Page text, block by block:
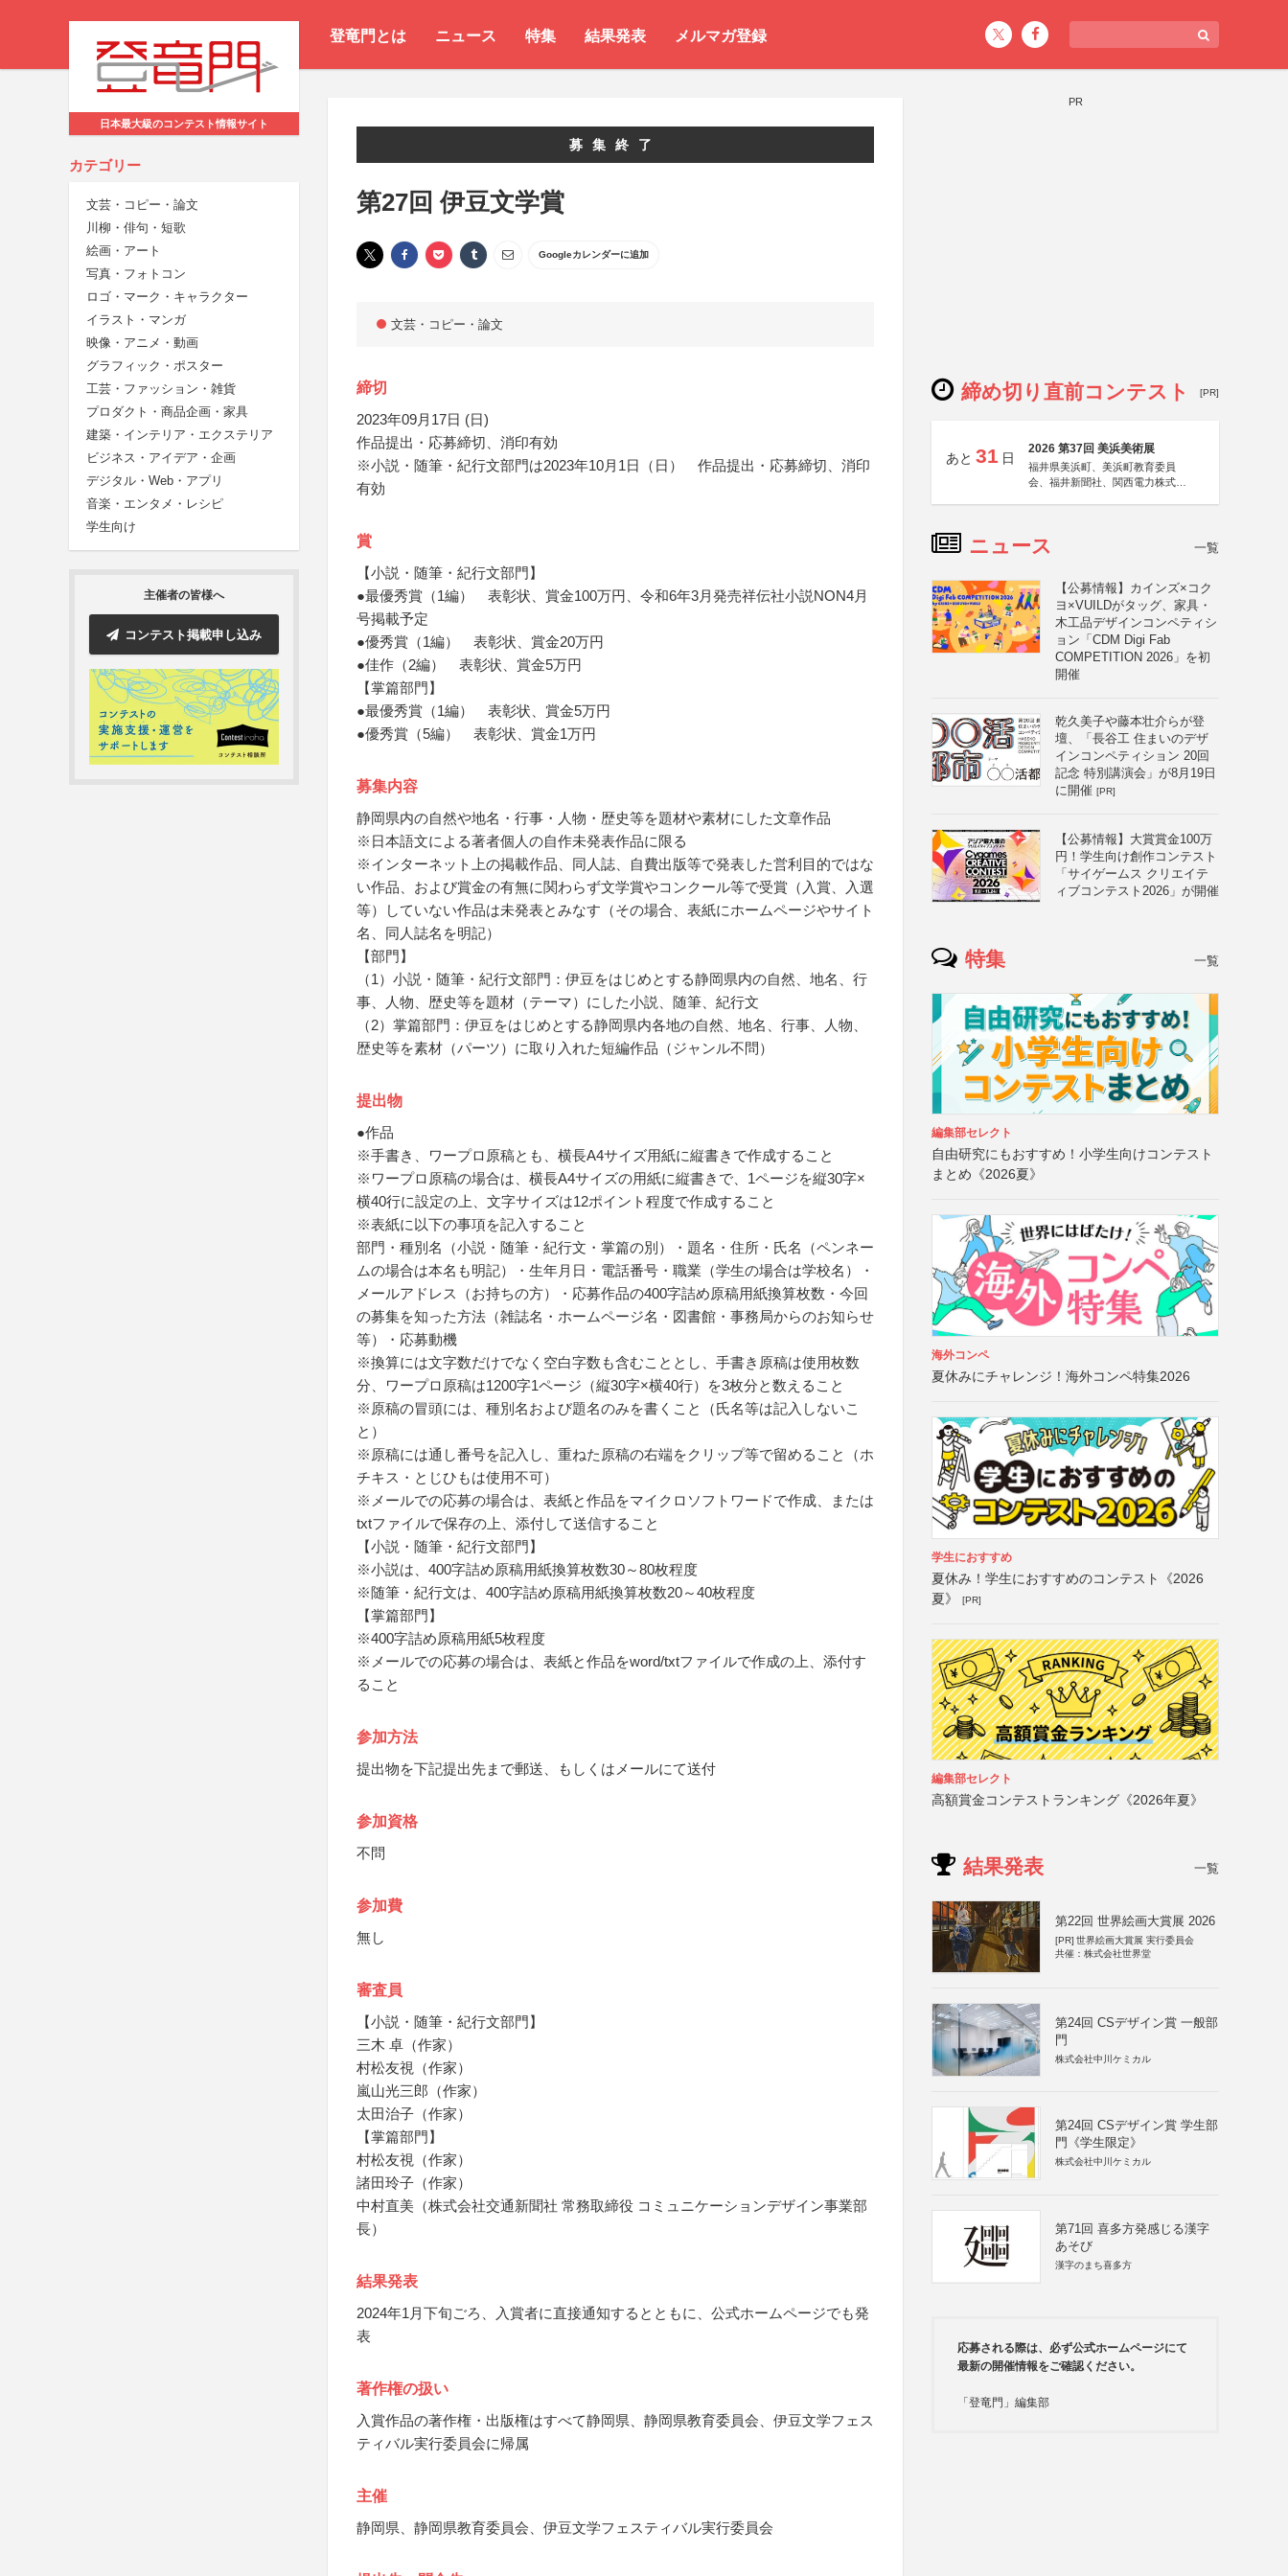
登竜門とは ニュース 特集 結果発表 メルマガ登録
日本最大級のコンテスト情報サイト
カテゴリー
文芸・コピー・論文
川柳・俳句・短歌
絵画・アート
写真・フォトコン
ロゴ・マーク・キャラクター
イラスト・マンガ
映像・アニメ・動画
グラフィック・ポスター
工芸・ファッション・雑貨
プロダクト・商品企画・家具
建築・インテリア・エクステリア
ビジネス・アイデア・企画
デジタル・Web・アプリ
音楽・エンタメ・レシピ
学生向け
主催者の皆様へ
コンテスト掲載申し込み
募集終了
第27回 伊豆文学賞
Googleカレンダーに追加
文芸・コピー・論文
締切
2023年09月17日 (日)
作品提出・応募締切、消印有効
※小説・随筆・紀行文部門は2023年10月1日（日） 作品提出・応募締切、消印
有効
賞
【小説・随筆・紀行文部門】
●最優秀賞（1編） 表彰状、賞金100万円、令和6年3月発売祥伝社小説NON4月
号掲載予定
●優秀賞（1編） 表彰状、賞金20万円
●佳作（2編） 表彰状、賞金5万円
【掌篇部門】
●最優秀賞（1編） 表彰状、賞金5万円
●優秀賞（5編） 表彰状、賞金1万円
募集内容
静岡県内の自然や地名・行事・人物・歴史等を題材や素材にした文章作品
※日本語文による著者個人の自作未発表作品に限る
※インターネット上の掲載作品、同人誌、自費出版等で発表した営利目的ではな
い作品、および賞金の有無に関わらず文学賞やコンクール等で受賞（入賞、入選
等）していない作品は未発表とみなす（その場合、表紙にホームページやサイト
名、同人誌名を明記）
【部門】
（1）小説・随筆・紀行文部門：伊豆をはじめとする静岡県内の自然、地名、行
事、人物、歴史等を題材（テーマ）にした小説、随筆、紀行文
（2）掌篇部門：伊豆をはじめとする静岡県内各地の自然、地名、行事、人物、
歴史等を素材（パーツ）に取り入れた短編作品（ジャンル不問）
提出物
●作品
※手書き、ワープロ原稿とも、横長A4サイズ用紙に縦書きで作成すること
※ワープロ原稿の場合は、横長A4サイズの用紙に縦書きで、1ページを縦30字×
横40行に設定の上、文字サイズは12ポイント程度で作成すること
※表紙に以下の事項を記入すること
部門・種別名（小説・随筆・紀行文・掌篇の別）・題名・住所・氏名（ペンネー
ムの場合は本名も明記）・生年月日・電話番号・職業（学生の場合は学校名）・
メールアドレス（お持ちの方）・応募作品の400字詰め原稿用紙換算枚数・今回
の募集を知った方法（雑誌名・ホームページ名・図書館・事務局からのお知らせ
等）・応募動機
※換算には文字数だけでなく空白字数も含むこととし、手書き原稿は使用枚数
分、ワープロ原稿は1200字1ページ（縦30字×横40行）を3枚分と数えること
※原稿の冒頭には、種別名および題名のみを書くこと（氏名等は記入しないこ
と）
※原稿には通し番号を記入し、重ねた原稿の右端をクリップ等で留めること（ホ
チキス・とじひもは使用不可）
※メールでの応募の場合は、表紙と作品をマイクロソフトワードで作成、または
txtファイルで保存の上、添付して送信すること
【小説・随筆・紀行文部門】
※小説は、400字詰め原稿用紙換算枚数30～80枚程度
※随筆・紀行文は、400字詰め原稿用紙換算枚数20～40枚程度
【掌篇部門】
※400字詰め原稿用紙5枚程度
※メールでの応募の場合は、表紙と作品をword/txtファイルで作成の上、添付す
ること
参加方法
提出物を下記提出先まで郵送、もしくはメールにて送付
参加資格
不問
参加費
無し
審査員
【小説・随筆・紀行文部門】
三木 卓（作家）
村松友視（作家）
嵐山光三郎（作家）
太田治子（作家）
【掌篇部門】
村松友視（作家）
諸田玲子（作家）
中村直美（株式会社交通新聞社 常務取締役 コミュニケーションデザイン事業部
長）
結果発表
2024年1月下旬ごろ、入賞者に直接通知するとともに、公式ホームページでも発
表
著作権の扱い
入賞作品の著作権・出版権はすべて静岡県、静岡県教育委員会、伊豆文学フェス
ティバル実行委員会に帰属
主催
静岡県、静岡県教育委員会、伊豆文学フェスティバル実行委員会
PR
締め切り直前コンテスト [PR]
あと 31 日
2026 第37回 美浜美術展
福井県美浜町、美浜町教育委員
会、福井新聞社、関西電力株式会
ニュース 一覧
【公募情報】カインズ×コク
ヨ×VUILDがタッグ、家具・
木工品デザインコンペティシ
ョン「CDM Digi Fab
COMPETITION 2026」を初
開催
乾久美子や藤本壮介らが登
壇、「長谷工 住まいのデザ
インコンペティション 20回
記念 特別講演会」が8月19日
に開催 [PR]
【公募情報】大賞賞金100万
円！学生向け創作コンテスト
「サイゲームス クリエイテ
ィブコンテスト2026」が開催
特集 一覧
編集部セレクト
自由研究にもおすすめ！小学生向けコンテスト
まとめ《2026夏》
海外コンペ
夏休みにチャレンジ！海外コンペ特集2026
学生におすすめ
夏休み！学生におすすめのコンテスト《2026
夏》
[PR]
編集部セレクト
高額賞金コンテストランキング《2026年夏》
結果発表 一覧
第22回 世界絵画大賞展 2026
[PR] 世界絵画大賞展 実行委員会
共催：株式会社世界堂
第24回 CSデザイン賞 一般部
門
株式会社中川ケミカル
第24回 CSデザイン賞 学生部
門《学生限定》
株式会社中川ケミカル
第71回 喜多方発感じる漢字
あそび
漢字のまち喜多方
応募される際は、必ず公式ホームページにて
最新の開催情報をご確認ください。
「登竜門」編集部